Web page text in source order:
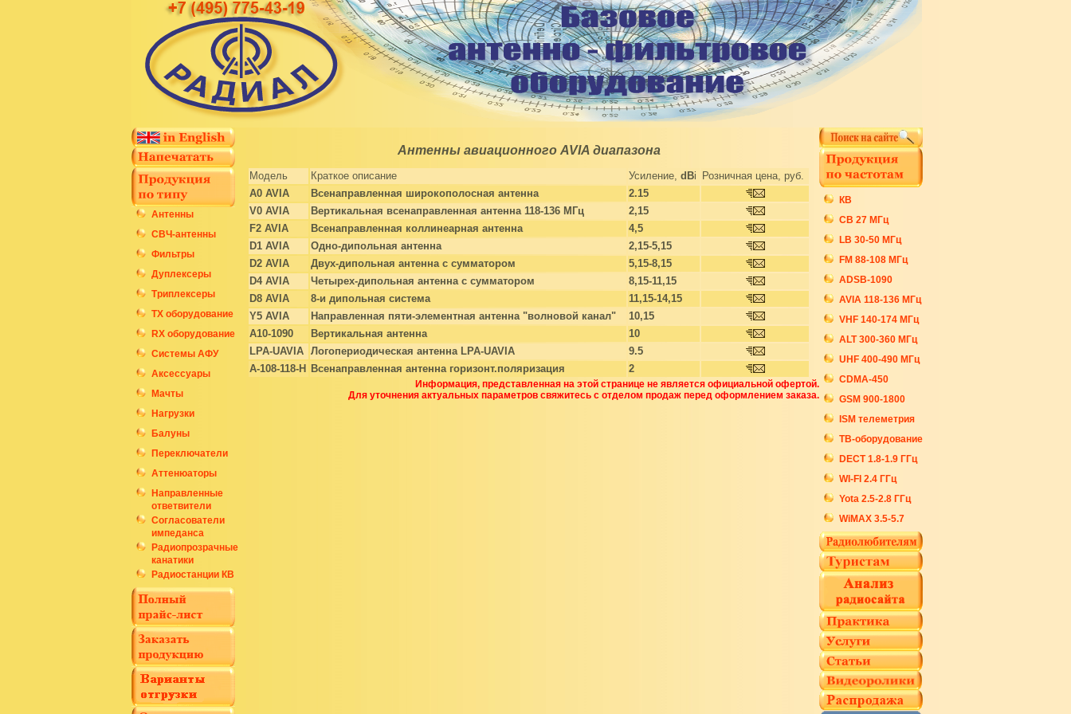
Антенны
СВЧ-антенны
Фильтры
Дуплексеры
Триплексеры
ТХ оборудование
RX оборудование
Системы АФУ
Аксессуары
Мачты
Нагрузки
Балуны
Переключатели
Аттенюаторы
Направленные
ответвители
Согласователи
импеданса
Радиопрозрачные
канатики
Радиостанции КВ
Антенны авиационного AVIA диапазона
Модель Краткое описание Усиление, dBi
Розничная цена, руб.
A0 AVIA
Всенаправленная широкополосная антенна
2.15
V0 AVIA
Вертикальная всенаправленная антенна 118-136 МГц
2,15
F2 AVIA
Всенаправленная коллинеарная антенна
4,5
D1 AVIA
Одно-дипольная антенна
2,15-5,15
D2 AVIA
Двух-дипольная антенна с сумматором
5,15-8,15
D4 AVIA
Четырех-дипольная антенна с сумматором
8,15-11,15
D8 AVIA
8-и дипольная система
11,15-14,15
Y5 AVIA
Направленная пяти-элементная антенна "волновой канал"
10,15
A10-1090
Вертикальная антенна
10
LPA-UAVIA Логопериодическая антенна LPA-UAVIA
9.5
A-108-118-H
Всенаправленная антенна горизонт.поляризация 2
Информация, представленная на этой странице не является официальной офертой.
Для уточнения актуальных параметров свяжитесь с отделом продаж перед оформлением заказа.
КВ
СB 27 МГц
LB 30-50 МГц
FM 88-108 МГц
ADSB-1090
AVIA 118-136 МГц
VHF 140-174 МГц
ALT 300-360 МГц
UHF 400-490 МГц
CDMA-450
GSM 900-1800
ISM телеметрия
ТВ-оборудование
DECT 1.8-1.9 ГГц
WI-FI 2.4 ГГц
Yota 2.5-2.8 ГГц
WiMAX 3.5-5.7